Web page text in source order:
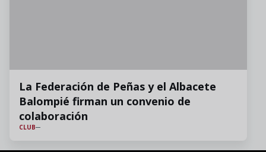
La Federación de Peñas y el Albacete
Balompié firman un convenio de
colaboración
CLUB